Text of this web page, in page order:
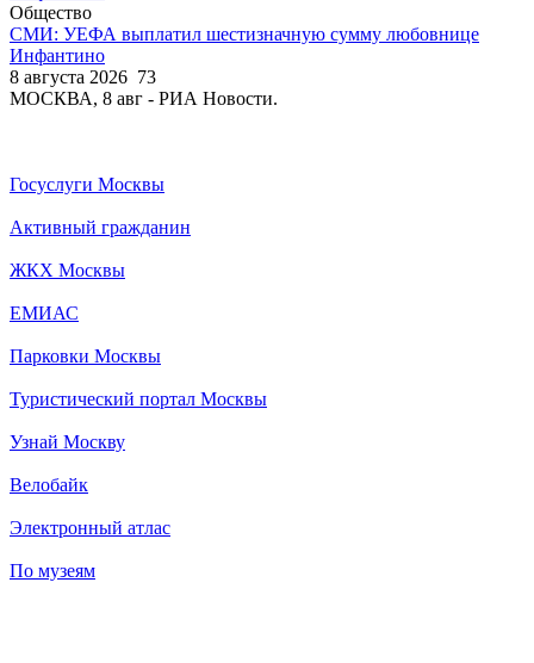
Общество
СМИ: УЕФА выплатил шестизначную сумму любовнице
Инфантино
8 августа 2026 73
МОСКВА, 8 авг - РИА Новости.
Госуслуги Москвы
Активный гражданин
ЖКХ Москвы
ЕМИАС
Парковки Москвы
Туристический портал Москвы
Узнай Москву
Велобайк
Электронный атлас
По музеям